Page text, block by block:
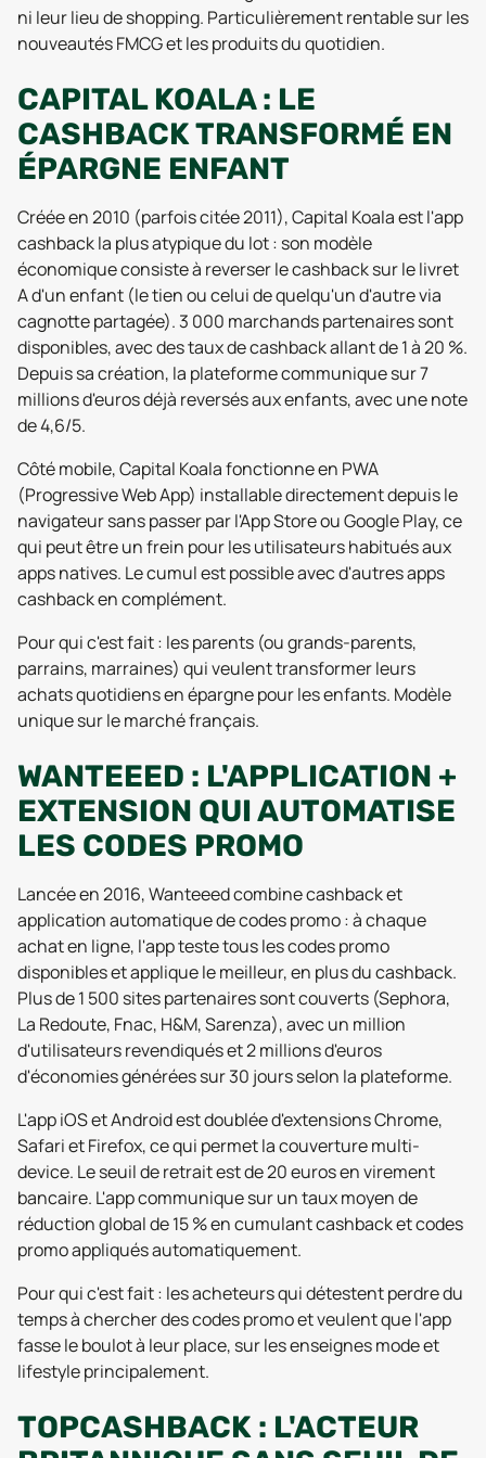
ni leur lieu de shopping. Particulièrement rentable sur les
nouveautés FMCG et les produits du quotidien.
CAPITAL KOALA : LE
CASHBACK TRANSFORMÉ EN
ÉPARGNE ENFANT
Créée en 2010 (parfois citée 2011), Capital Koala est l'app
cashback la plus atypique du lot : son modèle
économique consiste à reverser le cashback sur le livret
A d'un enfant (le tien ou celui de quelqu'un d'autre via
cagnotte partagée). 3 000 marchands partenaires sont
disponibles, avec des taux de cashback allant de 1 à 20 %.
Depuis sa création, la plateforme communique sur 7
millions d'euros déjà reversés aux enfants, avec une note
de 4,6/5.
Côté mobile, Capital Koala fonctionne en PWA
(Progressive Web App) installable directement depuis le
navigateur sans passer par l'App Store ou Google Play, ce
qui peut être un frein pour les utilisateurs habitués aux
apps natives. Le cumul est possible avec d'autres apps
cashback en complément.
Pour qui c'est fait : les parents (ou grands-parents,
parrains, marraines) qui veulent transformer leurs
achats quotidiens en épargne pour les enfants. Modèle
unique sur le marché français.
WANTEEED : L'APPLICATION +
EXTENSION QUI AUTOMATISE
LES CODES PROMO
Lancée en 2016, Wanteeed combine cashback et
application automatique de codes promo : à chaque
achat en ligne, l'app teste tous les codes promo
disponibles et applique le meilleur, en plus du cashback.
Plus de 1 500 sites partenaires sont couverts (Sephora,
La Redoute, Fnac, H&M, Sarenza), avec un million
d'utilisateurs revendiqués et 2 millions d'euros
d'économies générées sur 30 jours selon la plateforme.
L'app iOS et Android est doublée d'extensions Chrome,
Safari et Firefox, ce qui permet la couverture multi-
device. Le seuil de retrait est de 20 euros en virement
bancaire. L'app communique sur un taux moyen de
réduction global de 15 % en cumulant cashback et codes
promo appliqués automatiquement.
Pour qui c'est fait : les acheteurs qui détestent perdre du
temps à chercher des codes promo et veulent que l'app
fasse le boulot à leur place, sur les enseignes mode et
lifestyle principalement.
TOPCASHBACK : L'ACTEUR